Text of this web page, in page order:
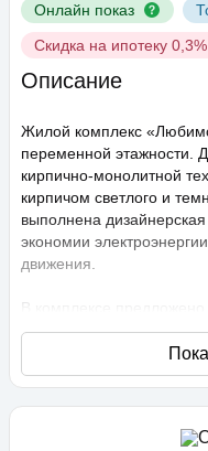
Онлайн показ
Скидка на ипотеку 0,3%
Описание
Жилой комплекс
переменной этажности.
кирпично-монолитной
кирпичом светлого и
выполнена
экономии
движения.
В комплексе
решений: в наличии
европланировки. Они
высота потолков